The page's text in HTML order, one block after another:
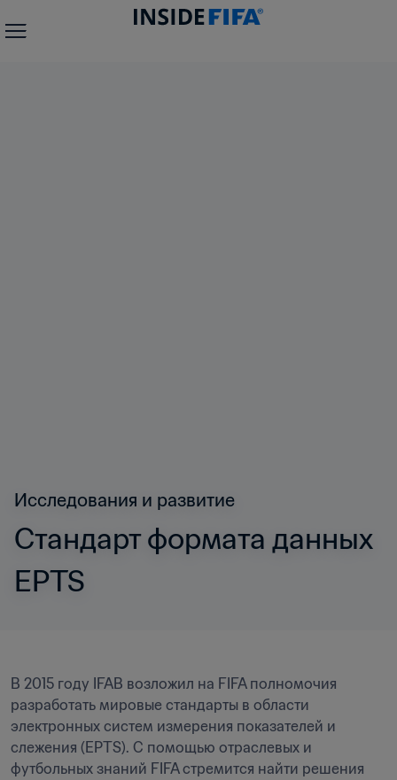
Исследования и развитие
Стандарт формата данных
EPTS
В 2015 году IFAB возложил на FIFA полномочия
разработать мировые стандарты в области
электронных систем измерения показателей и
слежения (EPTS). С помощью отраслевых и
футбольных знаний FIFA стремится найти решения